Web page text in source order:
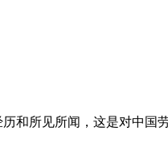
和所见所闻，这是对中国